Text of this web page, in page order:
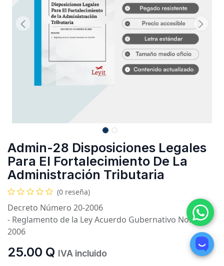
Admin-28 Disposiciones Legales
Para El Fortalecimiento De La
Administración Tributaria
(0 reseña)
Decreto Número 20-2006
- Reglamento de la Ley Acuerdo Gubernativo No. 425-
2006
25.00 Q IVA incluido